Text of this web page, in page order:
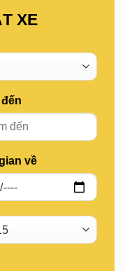
XE
về